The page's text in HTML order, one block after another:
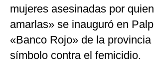
mujeres asesinadas por
amarlas» se inauguró en
«Banco Rojo» de la provincia
símbolo contra el femicidio.